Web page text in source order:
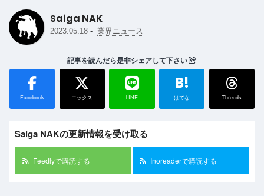
Saiga NAK
2023.05.18 - 業界ニュース
記事を読んだら是非シェアして下さい
Facebook エックス LINE
B!
はてな Threads
Saiga NAKの更新情報を受け取る
Feedlyで購読する Inoreaderで購読する